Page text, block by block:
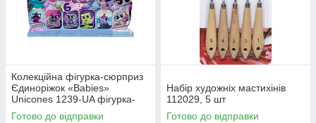
Колекційна фігурка-сюрприз
Єдиноріжок «Babies»
Unicones 1239-UA фігурка-
сюрприз
Готово до відправки
Набір художніх мастихінів
112029, 5 шт
Готово до відправки